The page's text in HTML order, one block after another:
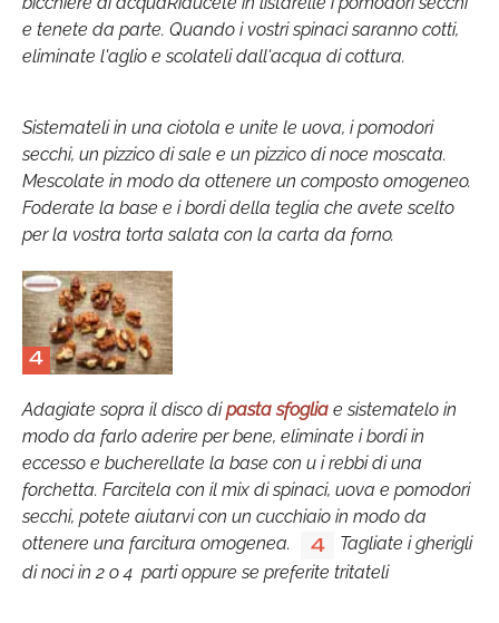
e tenete da parte. Quando i vostri spinaci saranno cotti,
eliminate l'aglio e scolateli dall'acqua di cottura.
Sistemateli in una ciotola e unite le uova, i pomodori
secchi, un pizzico di sale e un pizzico di noce moscata.
Mescolate in modo da ottenere un composto omogeneo.
Foderate la base e i bordi della teglia che avete scelto
per la vostra torta salata con la carta da forno.
4
Adagiate sopra il disco dipasta sfoglia e sistematelo in
modo da farlo aderire per bene, eliminate i bordi in
eccesso e bucherellate la base con u i rebbi di una
forchetta. Farcitela con il mix di spinaci, uova e pomodori
secchi, potete aiutarvi con un cucchiaio in modo da
ottenere una farcitura omogenea.
4
Tagliate i gherigli
di noci in 2 o 4 parti oppure se preferite tritateli